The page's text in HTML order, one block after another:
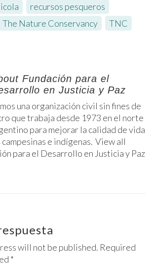
recursos pesqueros
The Nature Conservancy
TNC
Fundación para el
en Justicia y Paz
una organización civil sin fines de
que trabaja desde 1973 en el norte
para mejorar la calidad de vida
e indígenas. View all
para el Desarrollo en Justicia y Paz
will not be published. Required
*